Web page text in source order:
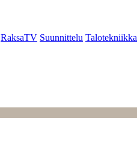
RaksaTV Suunnittelu Talotekniikka